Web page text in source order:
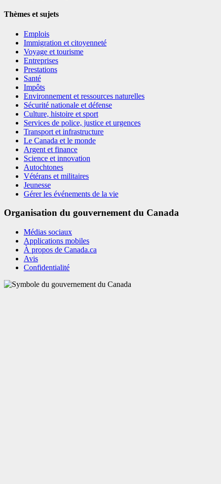
Thèmes et sujets
Emplois
Immigration et citoyenneté
Voyage et tourisme
Entreprises
Prestations
Santé
Impôts
Environnement et ressources naturelles
Sécurité nationale et défense
Culture, histoire et sport
Services de police, justice et urgences
Transport et infrastructure
Le Canada et le monde
Argent et finance
Science et innovation
Autochtones
Vétérans et militaires
Jeunesse
Gérer les événements de la vie
Organisation du gouvernement du Canada
Médias sociaux
Applications mobiles
À propos de Canada.ca
Avis
Confidentialité